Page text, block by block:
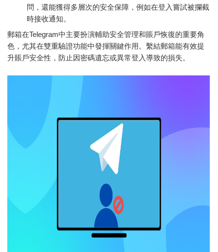
問，還能獲得多層次的安全保障，例如在登入嘗試被攔截
時接收通知。
郵箱在Telegram中主要扮演輔助安全管理和賬戶恢復的重要角
色，尤其在雙重驗證功能中發揮關鍵作用。繫結郵箱能有效提
升賬戶安全性，防止因密碼遺忘或異常登入導致的損失。